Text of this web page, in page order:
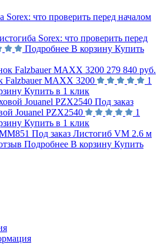
Sorex: что проверить перед
Подробнее В корзину Купить
279 840 руб.
Falzbauer MAXX 3200
1
Купить в 1 клик
Под заказ
Jouanel PZX2540
1
Купить в 1 клик
Под заказ Листогиб VM 2.6 м
Подробнее В корзину Купить